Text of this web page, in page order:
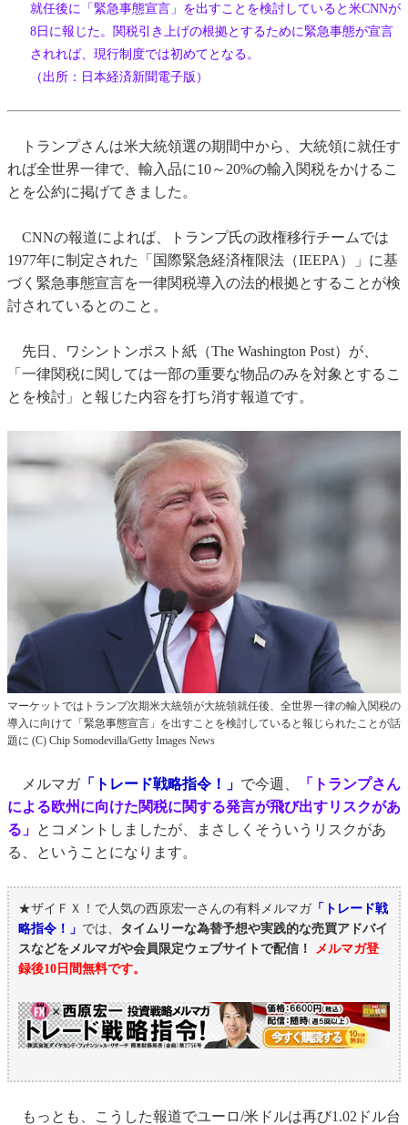
就任後に「緊急事態宣言」を出すことを検討していると米CNNが
8日に報じた。関税引き上げの根拠とするために緊急事態が宣言
されれば、現行制度では初めてとなる。
（出所：日本経済新聞電子版）
トランプさんは米大統領選の期間中から、大統領に就任す
れば全世界一律で、輸入品に10～20%の輸入関税をかけるこ
とを公約に掲げてきました。
CNNの報道によれば、トランプ氏の政権移行チームでは
1977年に制定された「国際緊急経済権限法（IEEPA）」に基
づく緊急事態宣言を一律関税導入の法的根拠とすることが検
討されているとのこと。
先日、ワシントンポスト紙（The Washington Post）が、
「一律関税に関しては一部の重要な物品のみを対象とするこ
とを検討」と報じた内容を打ち消す報道です。
マーケットではトランプ次期米大統領が大統領就任後、全世界一律の輸入関税の
導入に向けて「緊急事態宣言」を出すことを検討していると報じられたことが話
題に (C) Chip Somodevilla/Getty Images News
メルマガ「トレード戦略指令！」 で今週、
「トランプさん
による欧州に向けた関税に関する発言が飛び出すリスクがあ
る」 とコメントしましたが、まさしくそういうリスクがあ
る、ということになります。
★ザイＦＸ！で人気の西原宏一さんの有料メルマガ「トレード戦
略指令！」 では、 タイムリーな為替予想や実践的な売買アドバイ
スなどをメルマガや会員限定ウェブサイトで配信！
メルマガ登
録後10日間無料です。
もっとも、こうした報道でユーロ/米ドルは再び1.02ドル台